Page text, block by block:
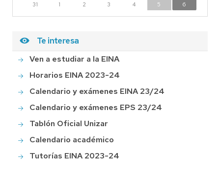
31
1 2 3 4 5 6
Te interesa
Ven a estudiar a la EINA
Horarios EINA 2023-24
Calendario y exámenes EINA 23/24
Calendario y exámenes EPS 23/24
Tablón Oficial Unizar
Calendario académico
Tutorías EINA 2023-24